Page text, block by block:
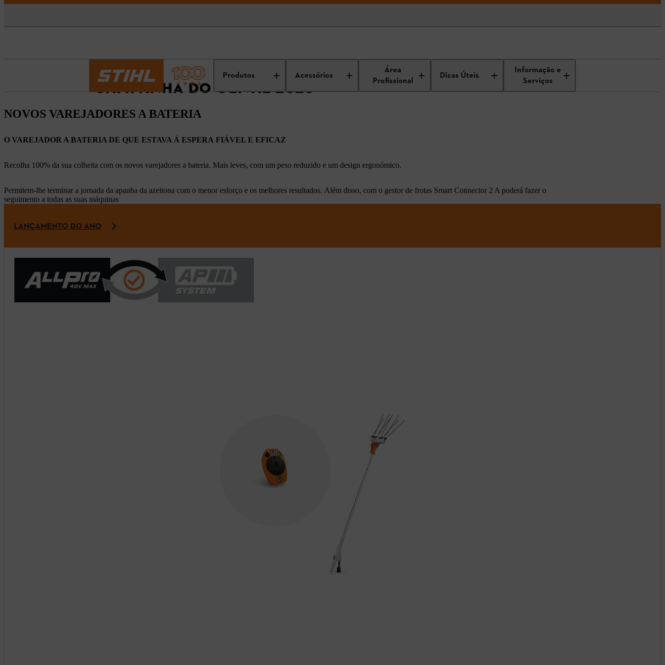
Produtos Acessórios
Área
Profissional
Dicas Úteis
Informação e
Serviços
CAMPANHA DO OLIVAL 2023
NOVOS VAREJADORES A BATERIA
O VAREJADOR A BATERIA DE QUE ESTAVA À ESPERA FIÁVEL E EFICAZ
Recolha 100% da sua colheita com os novos varejadores a bateria. Mais leves, com um peso reduzido e um design ergonómico.
Permitem-lhe terminar a jornada da apanha da azeitona com o menor esforço e os melhores resultados. Além disso, com o gestor de frotas Smart Connector 2 A poderá fazer o
seguimento a todas as suas máquinas
LANÇAMENTO DO ANO